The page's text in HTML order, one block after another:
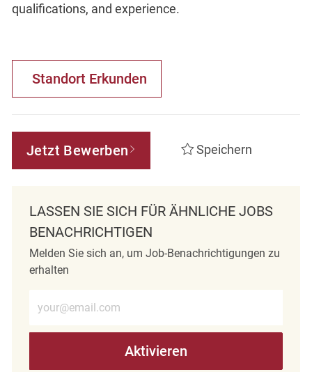
qualifications, and experience.
Standort Erkunden
Jetzt Bewerben Speichern
LASSEN SIE SICH FÜR ÄHNLICHE JOBS
BENACHRICHTIGEN
Melden Sie sich an, um Job-Benachrichtigungen zu
erhalten
Aktivieren